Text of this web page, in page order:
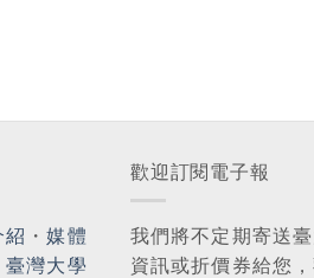
紹 ・媒體
臺灣大學
歡迎訂閱電子報
我們將不定期寄送
資訊或折價券給您，